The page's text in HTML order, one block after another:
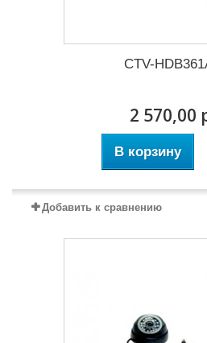
CTV-
2 570,00
В корзину
Добавить к сравнению